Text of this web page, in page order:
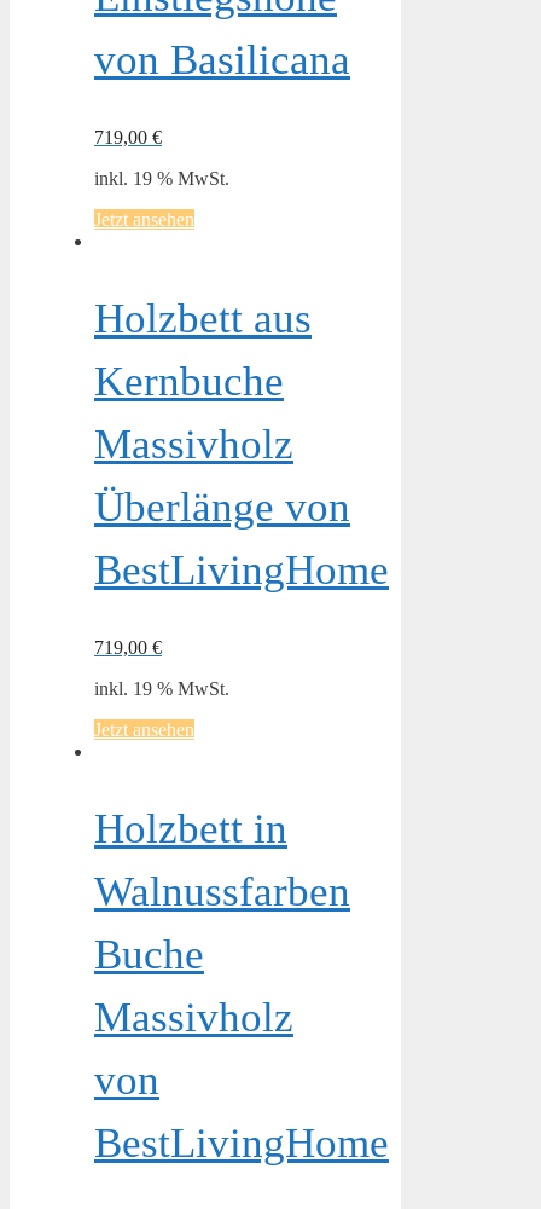
von Basilicana
719,00 €
inkl. 19 % MwSt.
Jetzt ansehen
Holzbett aus
Kernbuche
Massivholz
Überlänge von
BestLivingHome
719,00 €
inkl. 19 % MwSt.
Jetzt ansehen
Holzbett in
Walnussfarben
Buche
Massivholz
von
BestLivingHome